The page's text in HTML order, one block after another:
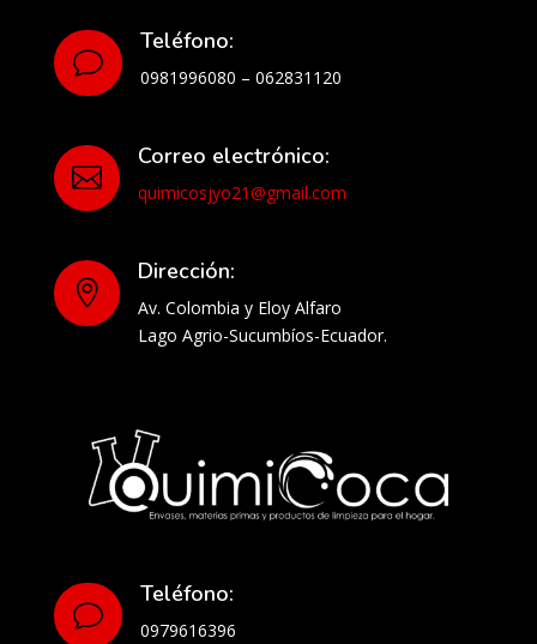
v
Teléfono:
0981996080 – 062831120

Correo electrónico:
quimicosjyo21@gmail.com

Dirección:
Av. Colombia y Eloy Alfaro
Lago Agrio-Sucumbíos-Ecuador.
v
Teléfono:
0979616396